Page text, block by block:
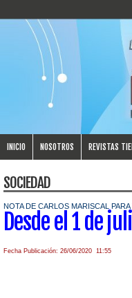
INICIO NOSOTROS REVISTAS
SOCIEDAD
NOTA DE CARLOS MARISCAL
Desde el 1 de
Fecha Publicación: 26/06/2020 11:55